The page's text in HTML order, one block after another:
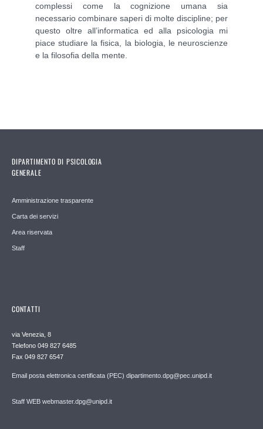
complessi come la cognizione umana sia
necessario combinare saperi di molte discipline; per
questo oltre all’informatica ed alla psicologia mi
piace studiare la fisica, la biologia, le neuroscienze
e la filosofia della mente.
DIPARTIMENTO DI PSICOLOGIA
GENERALE
Amministrazione trasparente
Carta dei servizi
Area riservata
Staff
CONTATTI
via Venezia, 8
Telefono 049 827 6485
Fax 049 827 6547
Email posta elettronica certificata (PEC) dipartimento.dpg@pec.unipd.it
Staff WEB webmaster.dpg@unipd.it